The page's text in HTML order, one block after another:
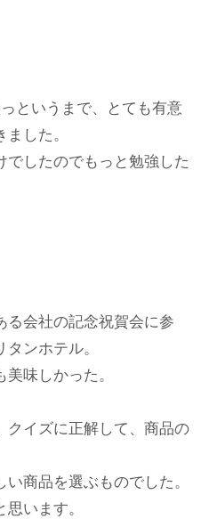
というまで、とても有意
した。
でしたのでもっと勉強した
る会社の記念祝賀会に参
ンホテル。
味しかった。
クイズに正解して、商品の
商品を選ぶものでした。
います。